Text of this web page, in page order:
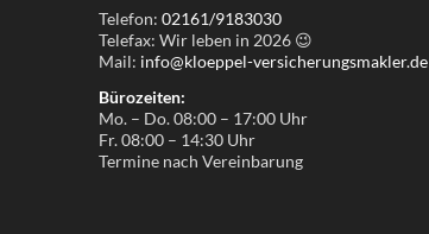
Telefon: 02161/9183030
Telefax: Wir leben in 2026 😉
Mail: info@kloeppel-versicherungsmakler.de
Bürozeiten:
Mo. – Do. 08:00 – 17:00 Uhr
Fr. 08:00 – 14:30 Uhr
Termine nach Vereinbarung